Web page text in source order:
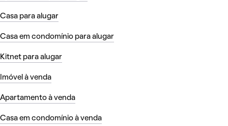
Casa para alugar
Casa em condomínio para alugar
Kitnet para alugar
Imóvel à venda
Apartamento à venda
Casa em condomínio à venda